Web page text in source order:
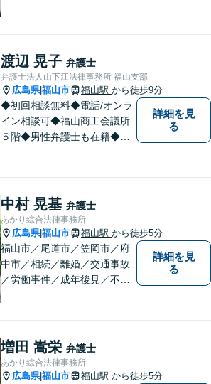
話しにくいことも安心してご
相談ください。あなたの気持
ちに寄り添い、丁寧にお応え
します。
渡辺 晃子 弁護士
弁護士法人山下江法律事務所 福山支部
広島県|福山市 福山駅 から徒歩9分
◆初回相談無料◆電話/オンラ
イン相談可◆福山商工会議所
５階◆男性弁護士も在籍◆離
ど。話しにくいことも安心し
てご相談ください。あなたの
気持ちに寄り添い、丁寧にお
応えします。
詳細を見
る
中村 晃基 弁護士
あかり綜合法律事務所
広島県|福山市 福山駅 から徒歩5分
福山市／尾道市／笠岡市／府
中市／相続／離婚／交通事故
／労働事件／成年後見／不動
綜合法律事務所／T）０８４－
９８３－２３６０／F）０８４
ー９８３－２３６１
詳細を見
る
増田 嵩栄 弁護士
あかり綜合法律事務所
広島県|福山市 福山駅 から徒歩5分